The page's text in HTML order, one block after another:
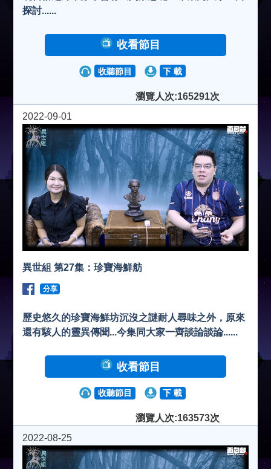
探討......
收看節目
收聽節目 下 載
瀏覽人次:165291次
2022-09-01
異世組 第27集：珍寶海鮮舫
分享
歷史悠久的珍寶海鮮坊沉沒之謎耐人尋味之外，原來
還有駭人的靈異傳聞...今集同大家一齊談論談論......
收看節目
收聽節目 下 載
瀏覽人次:163573次
2022-08-25